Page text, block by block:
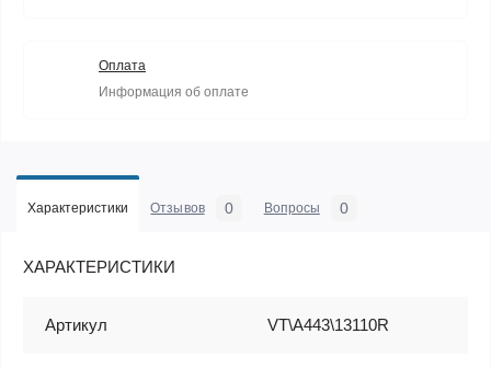
Оплата
Информация об оплате
Характеристики Отзывов 0 Вопросы 0
ХАРАКТЕРИСТИКИ
Артикул VT\A443\13110R